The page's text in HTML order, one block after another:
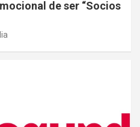
de ser “Socios